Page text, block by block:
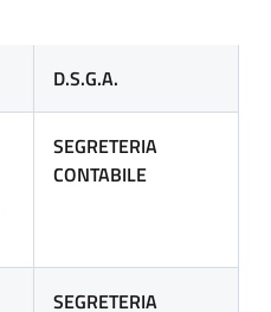
D.S.G.A.
SEGRETERIA
CONTABILE
SEGRETERIA